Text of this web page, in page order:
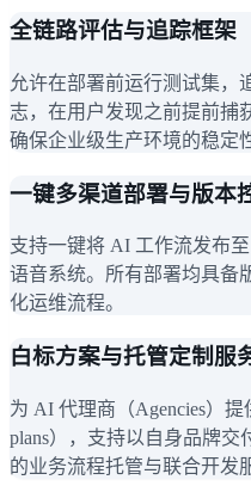
全链路评估与追踪框架
允许在部署前运行测试集，
志，在用户发现之前提前捕
确保企业级生产环境的稳定
一键多渠道部署与版本
支持一键将 AI 工作流发布
语音系统。所有部署均具备
化运维流程。
白标方案与托管定制服
为 AI 代理商（Agencies）提
plans），支持以自身品牌交
的业务流程托管与联合开发